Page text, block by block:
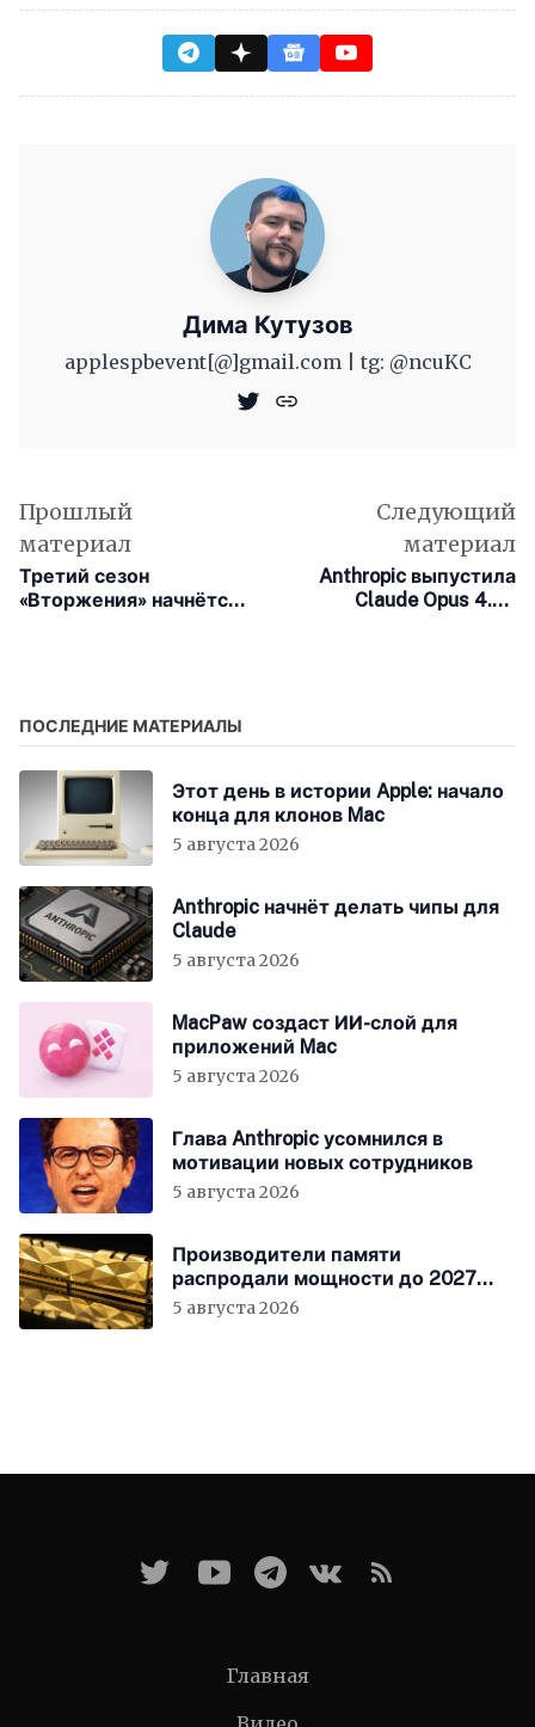
Дима Кутузов
applespbevent[@]gmail.com | tg: @ncuKC
Прошлый
материал
Третий сезон
«Вторжения» начнётся
Следующий
материал
Anthropic выпустила
Claude Opus 4.1 с
ПОСЛЕДНИЕ МАТЕРИАЛЫ
Этот день в истории Apple: начало
конца для клонов Mac
5 августа 2026
Anthropic начнёт делать чипы для
Claude
5 августа 2026
MacPaw создаст ИИ-слой для
приложений Mac
5 августа 2026
Глава Anthropic усомнился в
мотивации новых сотрудников
5 августа 2026
Производители памяти
распродали мощности до 2027
года
5 августа 2026
Главная